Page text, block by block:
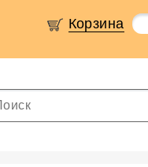
Корзина